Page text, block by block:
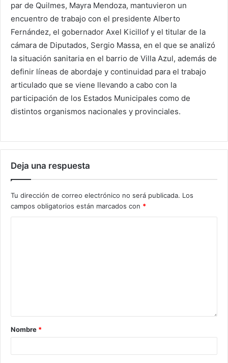
par de Quilmes, Mayra Mendoza, mantuvieron un
encuentro de trabajo con el presidente Alberto
Fernández, el gobernador Axel Kicillof y el titular de la
cámara de Diputados, Sergio Massa, en el que se analizó
la situación sanitaria en el barrio de Villa Azul, además de
definir líneas de abordaje y continuidad para el trabajo
articulado que se viene llevando a cabo con la
participación de los Estados Municipales como de
distintos organismos nacionales y provinciales.
Deja una respuesta
Tu dirección de correo electrónico no será publicada. Los
campos obligatorios están marcados con *
Nombre *